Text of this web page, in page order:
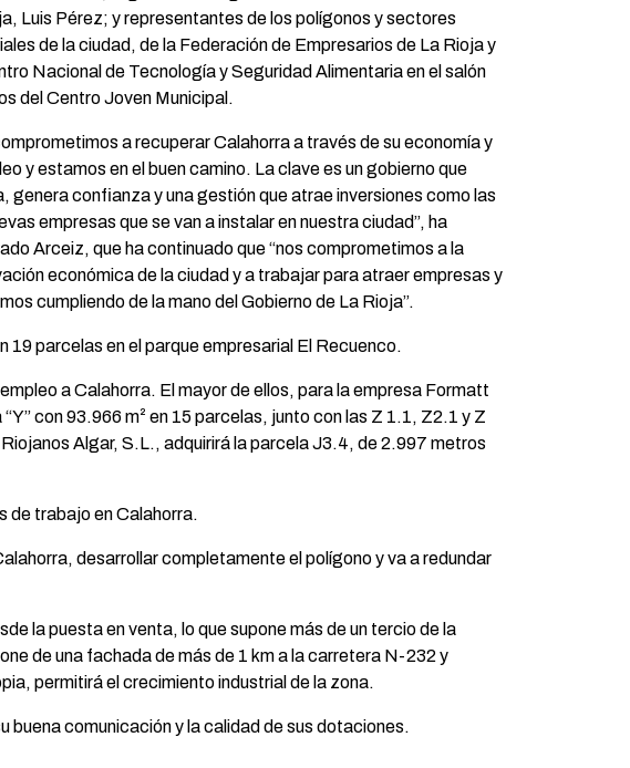
Luis Pérez; y representantes de los polígonos y sectores
de la ciudad, de la Federación de Empresarios de La Rioja y
Nacional de Tecnología y Seguridad Alimentaria en el salón
del Centro Joven Municipal.
a recuperar Calahorra a través de su economía y
y estamos en el buen camino. La clave es un gobierno que
genera confianza y una gestión que atrae inversiones como las
empresas que se van a instalar en nuestra ciudad”, ha
Arceiz, que ha continuado que “nos comprometimos a la
económica de la ciudad y a trabajar para atraer empresas y
cumpliendo de la mano del Gobierno de La Rioja”.
parcelas en el parque empresarial El Recuenco.
a Calahorra. El mayor de ellos, para la empresa Formatt
con 93.966 m² en 15 parcelas, junto con las Z 1.1, Z2.1 y Z
Algar, S.L., adquirirá la parcela J3.4, de 2.997 metros
de trabajo en Calahorra.
desarrollar completamente el polígono y va a redundar
la puesta en venta, lo que supone más de un tercio de la
de una fachada de más de 1 km a la carretera N-232 y
permitirá el crecimiento industrial de la zona.
buena comunicación y la calidad de sus dotaciones.